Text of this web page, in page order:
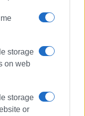
storage
on web
storage
or